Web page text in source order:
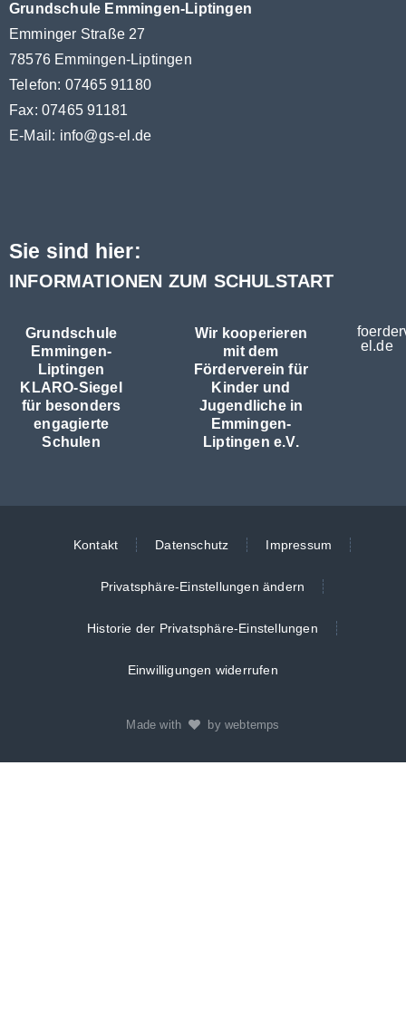
Grundschule Emmingen-Liptingen
Emminger Straße 27
78576 Emmingen-Liptingen
Telefon: 07465 91180
Fax: 07465 91181
E-Mail: info@gs-el.de
Sie sind hier:
INFORMATIONEN ZUM SCHULSTART
Grundschule
Emmingen-
Liptingen
KLARO-Siegel
für besonders
engagierte
Schulen
Wir kooperieren
mit dem
Förderverein für
Kinder und
Jugendliche in
Emmingen-
Liptingen e.V.
el.de
Kontakt Datenschutz Impressum
Privatsphäre-Einstellungen ändern
Historie der Privatsphäre-Einstellungen
Einwilligungen widerrufen
Made with by webtemps